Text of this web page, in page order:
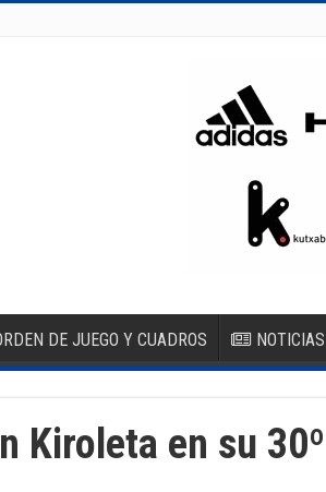
DE JUEGO Y CUADROS NOTICIAS
Kiroleta en su 30º